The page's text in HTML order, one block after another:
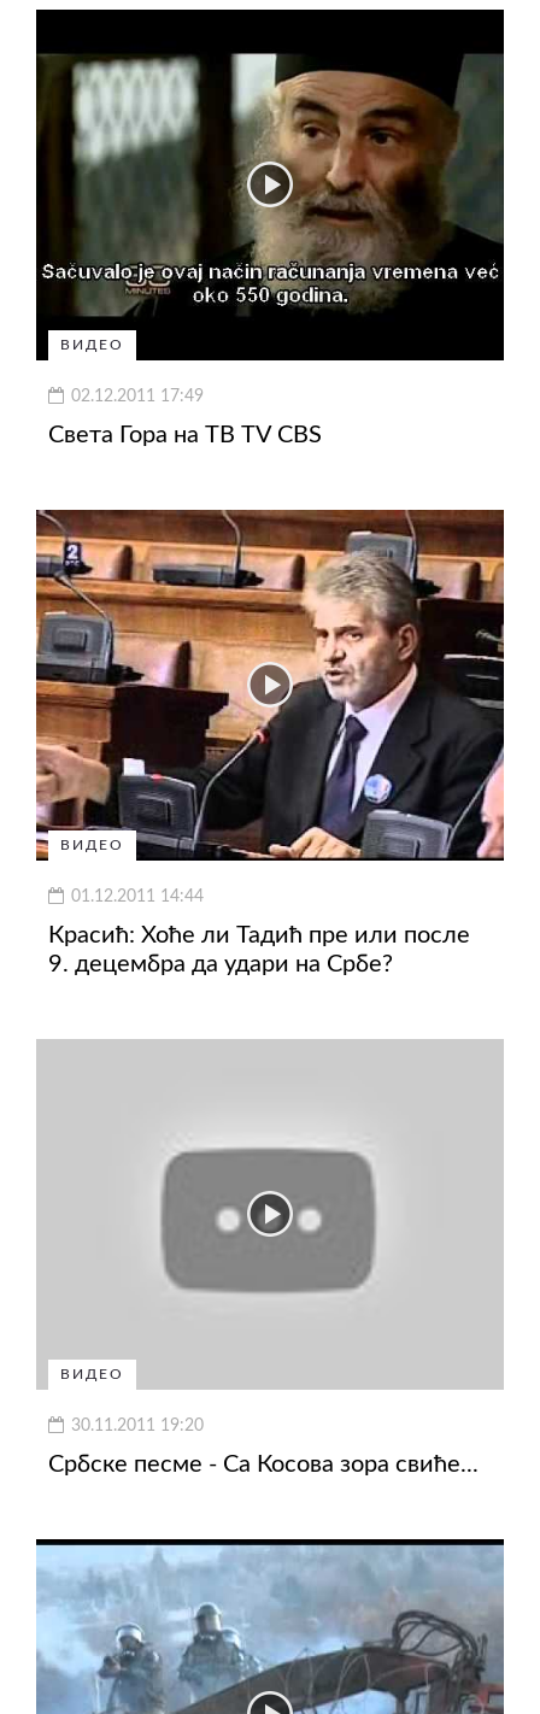
ВИДЕО
02.12.2011 17:49
Света Гора на ТВ TV CBS
ВИДЕО
01.12.2011 14:44
Красић: Хоће ли Тадић пре или после
9. децембра да удари на Србе?
ВИДЕО
30.11.2011 19:20
Србске песме - Са Косова зора свиће...